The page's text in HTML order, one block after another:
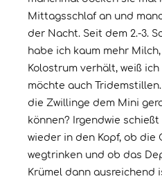
Mittagsschlaf an und
der Nacht. Seit dem 2.-3.
habe ich kaum mehr
Kolostrum verhält, weiß
möchte auch
die Zwillinge dem Mini
können? Irgendwie
wieder in den Kopf, ob die
wegtrinken und ob das
Krümel dann ausreichend